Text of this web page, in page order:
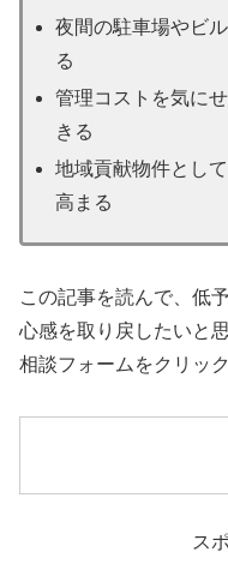
夜間の駐車場やビ
る
管理コストを気に
きる
地域貢献物件とし
高まる
この記事を読んで、低
心感を取り戻したいと
相談フォームをクリッ
ス